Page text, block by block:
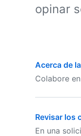
opinar
Acerca de
Colabore
Revisar los
En una